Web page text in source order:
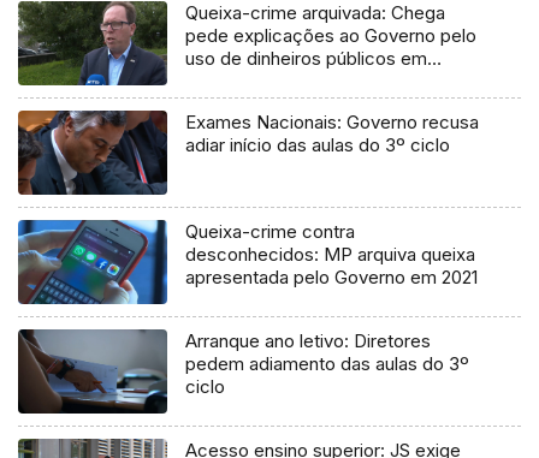
Queixa-crime arquivada: Chega
pede explicações ao Governo pelo
uso de dinheiros públicos em
Exames Nacionais: Governo recusa
adiar início das aulas do 3º ciclo
Queixa-crime contra
desconhecidos: MP arquiva queixa
apresentada pelo Governo em 2021
Arranque ano letivo: Diretores
pedem adiamento das aulas do 3º
ciclo
Acesso ensino superior: JS exige